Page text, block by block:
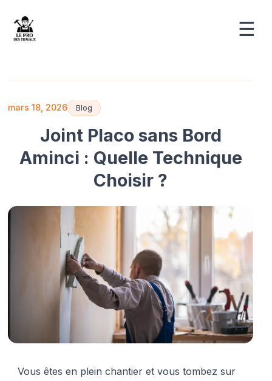
☰
mars 18, 2026 Blog
Joint Placo sans Bord
Aminci : Quelle Technique
Choisir ?
Vous êtes en plein chantier et vous tombez sur